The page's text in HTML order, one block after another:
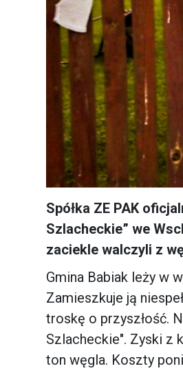
Spółka ZE PAK
Szlacheckie” we
zaciekle walczyli z
Gmina Babiak leży w
Zamieszkuje ją
troskę o przyszłość.
Szlacheckie". Zyski z
ton węgla. Koszty